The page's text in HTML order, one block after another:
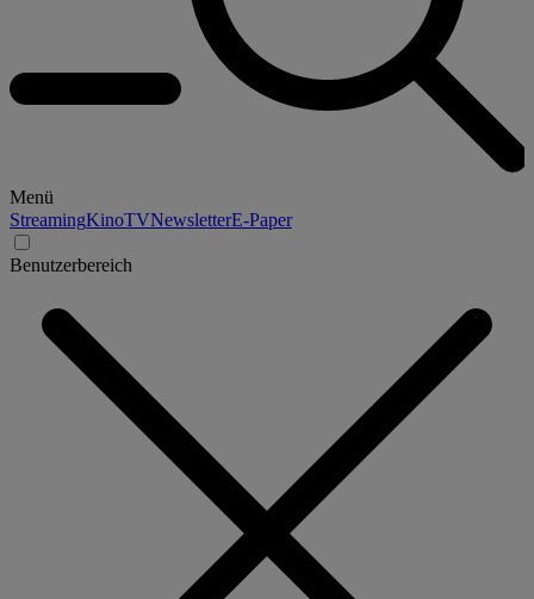
Menü
StreamingKinoTVNewsletterE-Paper
Benutzerbereich